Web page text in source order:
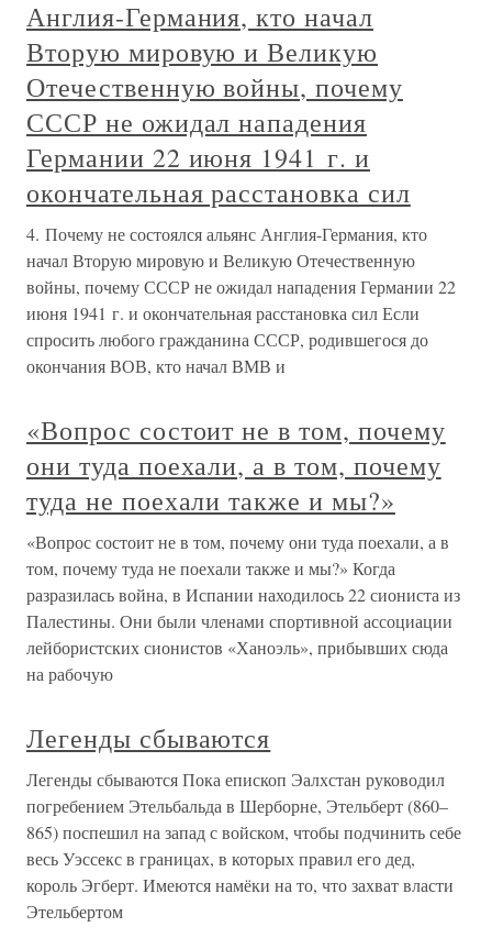
Англия-Германия, кто начал
Вторую мировую и Великую
Отечественную войны, почему
СССР не ожидал нападения
Германии 22 июня 1941 г. и
окончательная расстановка сил
4. Почему не состоялся альянс Англия-Германия, кто
начал Вторую мировую и Великую Отечественную
войны, почему СССР не ожидал нападения Германии 22
июня 1941 г. и окончательная расстановка сил Если
спросить любого гражданина СССР, родившегося до
окончания ВОВ, кто начал ВМВ и
«Вопрос состоит не в том, почему
они туда поехали, а в том, почему
туда не поехали также и мы?»
«Вопрос состоит не в том, почему они туда поехали, а в
том, почему туда не поехали также и мы?» Когда
разразилась война, в Испании находилось 22 сиониста из
Палестины. Они были членами спортивной ассоциации
лейбористских сионистов «Ханоэль», прибывших сюда
на рабочую
Легенды сбываются
Легенды сбываются Пока епископ Эалхстан руководил
погребением Этельбальда в Шерборне, Этельберт (860–
865) поспешил на запад с войском, чтобы подчинить себе
весь Уэссекс в границах, в которых правил его дед,
король Эгберт. Имеются намёки на то, что захват власти
Этельбертом